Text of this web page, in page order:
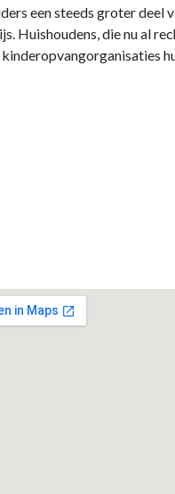
een steeds groter
Huishoudens, die nu al